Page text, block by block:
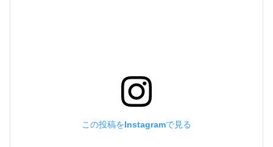
この投稿をInstagramで見る